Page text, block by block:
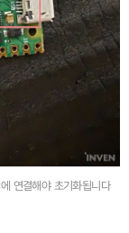
연결해야 초기화됩니다